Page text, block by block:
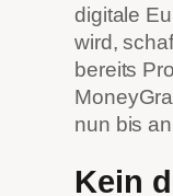
digitale
wird,
bereits
nun bis
Kein